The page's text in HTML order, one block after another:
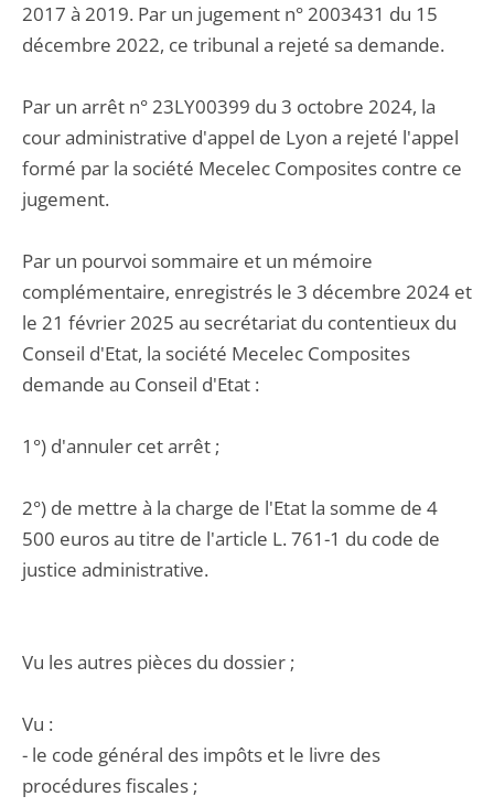
2017 à 2019. Par un jugement n° 2003431 du 15
décembre 2022, ce tribunal a rejeté sa demande.
Par un arrêt n° 23LY00399 du 3 octobre 2024, la
cour administrative d'appel de Lyon a rejeté l'appel
formé par la société Mecelec Composites contre ce
jugement.
Par un pourvoi sommaire et un mémoire
complémentaire, enregistrés le 3 décembre 2024 et
le 21 février 2025 au secrétariat du contentieux du
Conseil d'Etat, la société Mecelec Composites
demande au Conseil d'Etat :
1°) d'annuler cet arrêt ;
2°) de mettre à la charge de l'Etat la somme de 4
500 euros au titre de l'article L. 761-1 du code de
justice administrative.
Vu les autres pièces du dossier ;
Vu :
- le code général des impôts et le livre des
procédures fiscales ;